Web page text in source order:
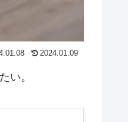
2024.01.09
い。